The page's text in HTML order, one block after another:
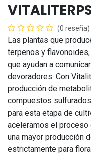
(0 reseña)
Las plantas que
terpenos y
que ayudan a
devoradores. Con
producción de
compuestos
para esta etapa de
aceleramos el proceso
una mayor producción
estrictamente para